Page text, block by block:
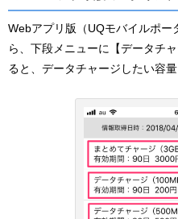
Webアプリ版（UQモバイルポー
ら、下段メニューに【データチ
ると、データチャージしたい容